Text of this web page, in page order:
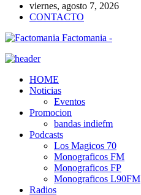
viernes, agosto 7, 2026
CONTACTO
Factomania -
HOME
Noticias
Eventos
Promocion
bandas indiefm
Podcasts
Los Magicos 70
Monograficos FM
Monograficos FP
Monograficos L90FM
Radios